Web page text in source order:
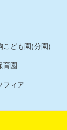
こども園(分園)
育園
フィア